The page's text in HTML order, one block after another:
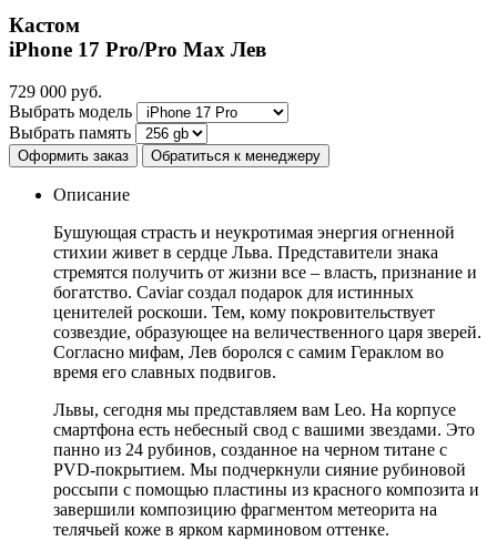
Кастом
iPhone 17 Pro/Pro Max Лев
729 000 руб.
Выбрать модель
Выбрать память
Оформить заказ Обратиться к менеджеру
Описание
Бушующая страсть и неукротимая энергия огненной
стихии живет в сердце Льва. Представители знака
стремятся получить от жизни все – власть, признание и
богатство. Caviar создал подарок для истинных
ценителей роскоши. Тем, кому покровительствует
созвездие, образующее на величественного царя зверей.
Согласно мифам, Лев боролся с самим Гераклом во
время его славных подвигов.
Львы, сегодня мы представляем вам Leo. На корпусе
смартфона есть небесный свод с вашими звездами. Это
панно из 24 рубинов, созданное на черном титане с
PVD-покрытием. Мы подчеркнули сияние рубиновой
россыпи с помощью пластины из красного композита и
завершили композицию фрагментом метеорита на
телячьей коже в ярком карминовом оттенке.